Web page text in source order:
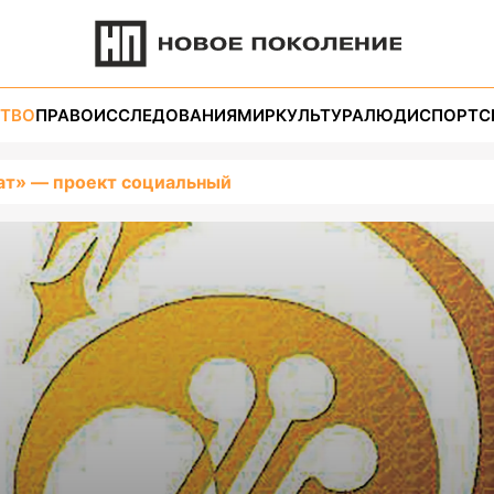
ПРАВОИССЛЕДОВАНИЯМИРКУЛЬТУРАЛЮДИСПОРТ
— проект социальный